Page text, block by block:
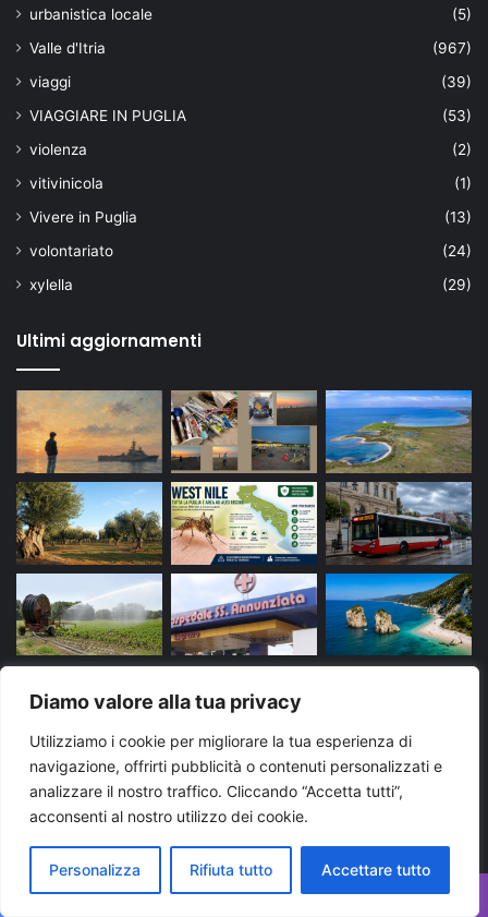
Diamo valore alla tua privacy
Utilizziamo i cookie per migliorare la tua esperienza di
navigazione, offrirti pubblicità o contenuti personalizzati e
analizzare il nostro traffico. Cliccando “Accetta tutti”,
acconsenti al nostro utilizzo dei cookie.
Personalizza Rifiuta tutto Accettare tutto
urbanistica locale
(5)
Valle d'Itria
(967)
viaggi
(39)
VIAGGIARE IN PUGLIA
(53)
violenza
(2)
vitivinicola
(1)
Vivere in Puglia
(13)
volontariato
(24)
xylella
(29)
Ultimi aggiornamenti
Tags
arresto bari Brindisi carabinieri cronaca
evidenza Foggia Lecce Martina Franca
News Puglia notizie polizia di stato puglia